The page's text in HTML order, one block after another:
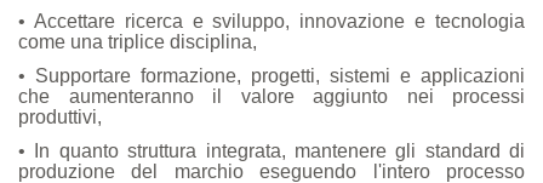
Media
• Accettare ricerca e sviluppo, innovazione e tecnologia
come una triplice disciplina,
• Supportare formazione, progetti, sistemi e applicazioni
che aumenteranno il valore aggiunto nei processi
produttivi,
• In quanto struttura integrata, mantenere gli standard di
produzione del marchio eseguendo l'intero processo